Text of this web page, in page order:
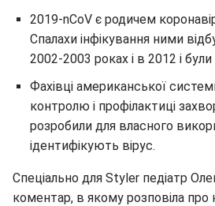
2019-nCoV є родичем
Спалахи інфікування ними
2002-2003 роках і в 2012 і
Фахівці американської
контролю і профілактиці
розробили для власного
ідентифікують вірус.
Спеціально для Styler педіатр
коментар, в якому розповіла про